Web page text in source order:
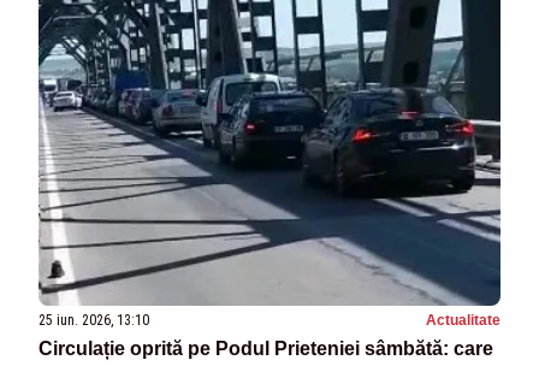
25 iun. 2026, 13:10 Actualitate
Circulație oprită pe Podul Prieteniei sâmbătă: care